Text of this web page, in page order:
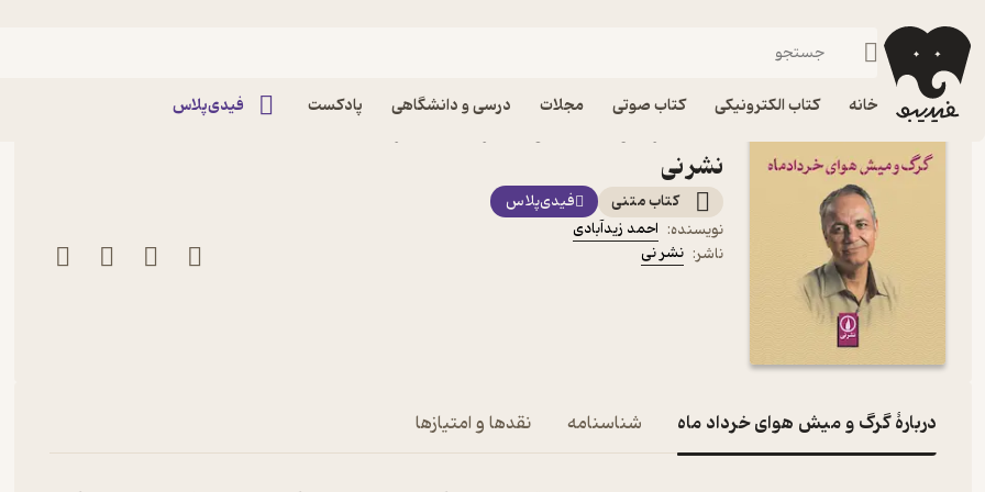
خانه کتاب الکترونیکی کتاب صوتی مجلات درسی و دانشگاهی پادکست فیدی‌پلاس
فیدیبو کتاب الکترونیکی
نشر نی
کتاب متنی
فیدی‌پلاس
نویسنده: احمد زیدآبادی
ناشر: نشر نی
دربارۀ گرگ و میش هوای خرداد ماه شناسنامه نقدها و امتیازها